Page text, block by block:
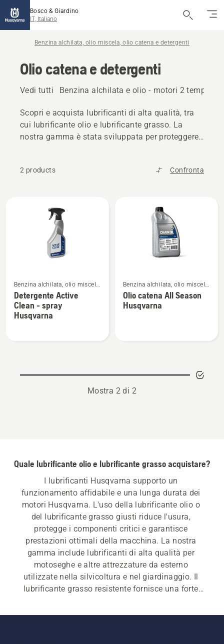
Bosco & Giardino
IT, Italiano
Benzina alchilata, olio miscela, olio catena e detergenti
Olio catena e detergenti
Vedi tutti Benzina alchilata e olio - motori 2 tempi
Scopri e acquista lubrificanti di alta qualità, tra
cui lubrificante olio e lubrificante grasso. La
nostra gamma è stata sviluppata per proteggere
2 products Confronta
maggiori
dettagli
su
Detergente
Benzina alchilata, olio miscela,
olio catena e detergenti
Detergente Active
Clean - spray
Husqvarna
maggiori
dettagli
su
Benzina alchilata, olio miscela,
olio catena e detergenti
Olio catena All Season
Husqvarna
Mostra 2 di 2
Quale lubrificante olio e lubrificante grasso acquistare?
I lubrificanti Husqvarna supporto un
funzionamento affidabile e una lunga durata dei
motori Husqvarna. L'uso della lubrificante olio o
del lubrificante grasso giusti riduce l'usura,
protegge i componenti critici e garantisce
prestazioni ottimali della macchina. La nostra
gamma include lubrificanti di alta qualità per
motoseghe e altre attrezzature da esterno
utilizzate nella silvicoltura e nel giardinaggio. Il
lubrificante grasso resistente fornisce una forte
lubrificante olio contribuisce a garantire una